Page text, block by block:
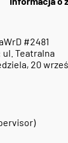
#2481
ul. Teatralna
20